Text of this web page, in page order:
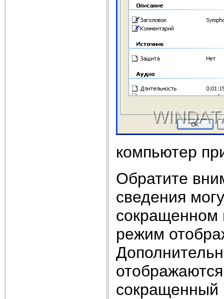
компьютер
Обратите
сведения
сокращенном
режим
сокращенный